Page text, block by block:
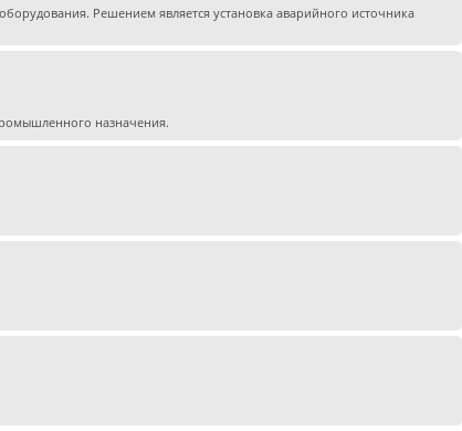
Решением является установка аварийного источника
назначения.